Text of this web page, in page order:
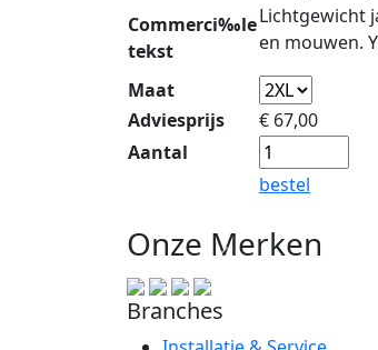
Commerci‰le
tekst
Lichtgewicht
en mouwen.
Maat
Adviesprijs
€ 67,00
Aantal
bestel
Onze Merken
Branches